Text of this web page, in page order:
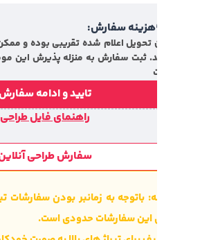
هزینه سفارش:
تحویل اعلام شده تقریبی بوده و ممکن است با
ثبت سفارش به منزله پذیرش این موضوع از
تایید و ادامه سفارش
راهنمای فایل طراحی
سفارش طراحی آنلاین
باتوجه به زمانبر بودن سفارشات تیراژ بالا،
این سفارشات حدودی است.